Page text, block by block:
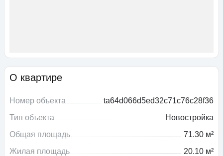
О квартире
Номер объекта
ta64d066d5ed32c71c76c28f36
Тип объекта
Новостройка
Общая площадь
71.30 м²
Жилая площадь
20.10 м²